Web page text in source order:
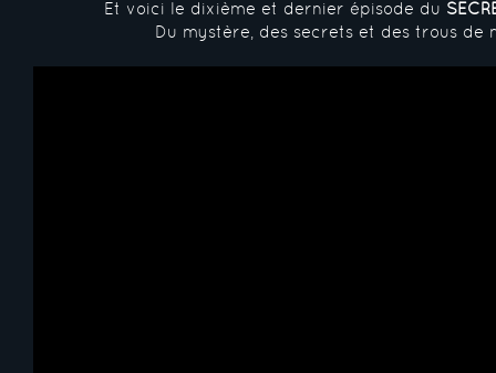
Et voici le dixième et dernier épisode du
Du mystère, des secrets et des trous de